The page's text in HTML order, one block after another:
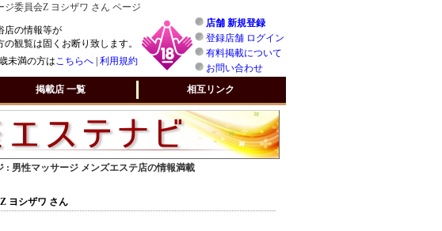
ジ委員会Z ヨシザワ さん ページ
店の情報等が
観覧は固くお断り致します。
未満の方はこちらへ 利用規約
店舗 新規登録
登録店舗 ログイン
有料掲載について
お問い合わせ
掲載店 一覧 相互リンク
: 男性マッサージ メンズエステ店の情報満載
ヨシザワ さん